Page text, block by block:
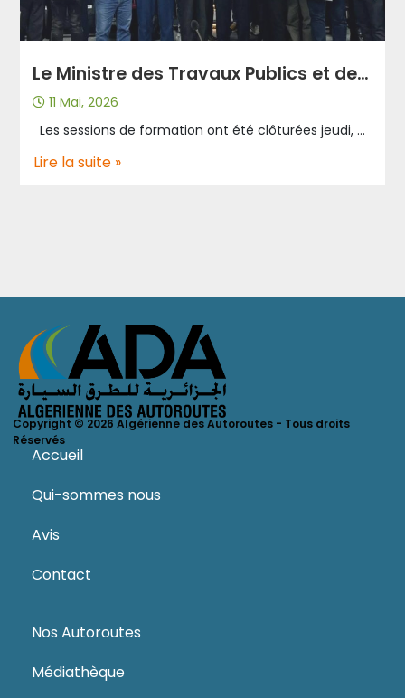
Le Ministre des Travaux Publics et des Infrastructures de base M. Abdelkader DJELLAOUI honore les cadres de l’Algérienne des autoroutes lors d’une cérémonie officielle.
11 Mai, 2026
Les sessions de formation ont été clôturées jeudi, au niveau de l’école Supérieure de Management des Travaux publics, durant laquelle les cadres de l’entreprise ont maintenu leur participation dans le cadre de son programme de formation spécialisé ayant pour but de développer les compétences et renforcer les capacités professionnelles. Les participants ont été honoré d’une manière spéciale par le ministre des travaux publics et des infrastructures de base M. Abdelkader DJELLAOUI qui a présidé la cérémonie de remise des diplômes au profit des cadres de l’Algérienne des Autoroutes, en soulignant l’importance de la formation spécialisée dans le renforcement des compétences des ressources humaines et la garantie de l’exploitation et la maintenance des infrastructures selon les normes modernes. Il a valorisé, au passage, le rôle assumé par les compétences nationales dans l’accompagnement des grands projets stratégiques, en félicitant le niveau atteint par les cadres formés. La cérémonie a également connu la présence et la participation de cadres de certaines entreprises du secteur, tels que le Groupe GICA, COSIDER TP, COSIDER Travaux Publics dans une ambiance conviviale et d’échange d’expériences professionnelles. L’Algérienne des Autoroutes félicite tous ses cadres diplômés en leur souhaitant beaucoup de réussite et de succès dans leurs missions pour la contribution aux projets d’infrastructure.
Lire la suite »
Copyright © 2026 Algérienne des Autoroutes - Tous droits
Réservés
Accueil
Qui-sommes nous
Avis
Contact
Nos Autoroutes
Médiathèque